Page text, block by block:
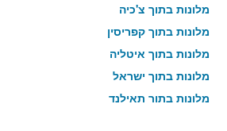
מלונות בתוך צ'כיה
מלונות בתוך קפריסין
מלונות בתוך איטליה
מלונות בתוך ישראל
מלונות בתוך תאילנד